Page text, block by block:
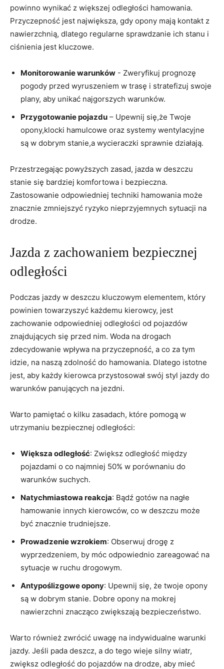
powinno wynikać z‌ większej⁣ odległości​ hamowania.
Przyczepność jest największa, gdy opony⁢ mają ​kontakt z
nawierzchnią, dlatego ‌regularne sprawdzanie ich stanu ⁢i
⁢ciśnienia jest ⁤kluczowe.
Monitorowanie warunków -⁤ Zweryfikuj prognozę⁢
pogody⁣ przed‍ wyruszeniem w trasę i stratefizuj swoje
plany, aby ⁣unikać⁣ najgorszych‍ warunków.
Przygotowanie⁣ pojazdu – Upewnij się,że Twoje
opony,klocki hamulcowe oraz ⁣systemy‌ wentylacyjne
⁤są w dobrym stanie,a wycieraczki ⁤sprawnie działają.
Przestrzegając powyższych⁢ zasad, jazda w ⁣deszczu
stanie⁢ się bardziej komfortowa⁢ i bezpieczna.
Zastosowanie odpowiedniej ⁤techniki hamowania może
znacznie zmniejszyć ryzyko nieprzyjemnych sytuacji na
drodze.
Jazda z zachowaniem bezpiecznej
odległości
Podczas jazdy w ⁣deszczu ​kluczowym ​elementem, który
powinien towarzyszyć⁤ każdemu kierowcy, ⁣jest
zachowanie odpowiedniej odległości od pojazdów
znajdujących się ⁢przed nim. Woda na​ drogach
zdecydowanie wpływa ⁤na przyczepność, a⁤ co za tym​
idzie, ‍na ‌naszą zdolność do hamowania. Dlatego istotne
jest, ‍aby każdy kierowca ‌przystosował swój⁣ styl jazdy⁢ do
warunków panujących ‌na⁢ jezdni.
Warto pamiętać o ​kilku zasadach, które pomogą w
utrzymaniu bezpiecznej odległości:
Większa odległość: Zwiększ odległość między
pojazdami o co najmniej 50% w ‍porównaniu do
warunków⁣ suchych.
Natychmiastowa reakcja: ​Bądź gotów na nagłe ​
hamowanie innych kierowców, ​co w ​deszczu ‌może
być ‌znacznie trudniejsze.
Prowadzenie wzrokiem: Obserwuj drogę ​z
wyprzedzeniem,⁣ by móc odpowiednio⁣ zareagować na
⁣sytuacje w ruchu‍ drogowym.
Antypoślizgowe⁢ opony:‌ Upewnij‍ się, że twoje opony‌
są​ w dobrym stanie. Dobre opony⁢ na ​mokrej
nawierzchni znacząco zwiększają​ bezpieczeństwo.
Warto ⁤również ⁤zwrócić uwagę na⁣ indywidualne ​warunki
⁣jazdy. Jeśli ​pada deszcz, ‍a ⁤do tego wieje silny wiatr,
⁤zwiększ odległość do pojazdów​ na ‍drodze, aby mieć